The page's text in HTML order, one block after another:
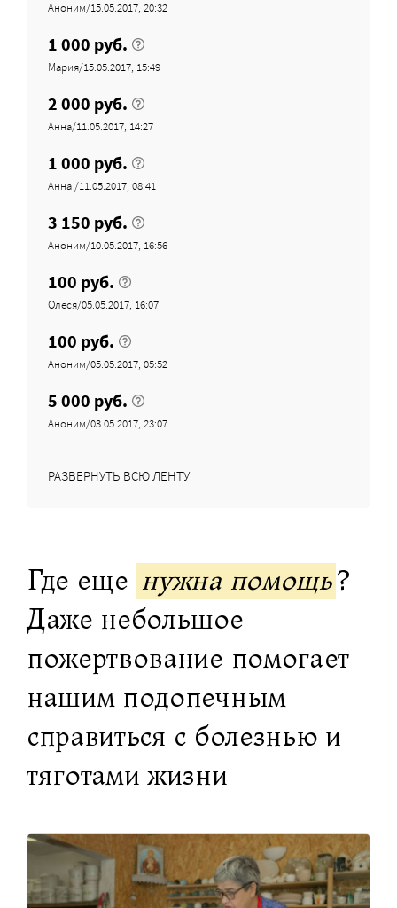
Аноним/15.05.2017, 20:32
1 000 руб.
Мария/15.05.2017, 15:49
2 000 руб.
Анна/11.05.2017, 14:27
1 000 руб.
Анна /11.05.2017, 08:41
3 150 руб.
Аноним/10.05.2017, 16:56
100 руб.
Олеся/05.05.2017, 16:07
100 руб.
Аноним/05.05.2017, 05:52
5 000 руб.
Аноним/03.05.2017, 23:07
РАЗВЕРНУТЬ ВСЮ ЛЕНТУ
Где еще нужна помощь?
Даже небольшое
пожертвование помогает
нашим подопечным
справиться с болезнью и
тяготами жизни